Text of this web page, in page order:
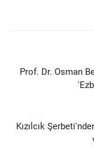
Kültür - Sanat
Sağlık
Prof. Dr. Osman
Kızılcık